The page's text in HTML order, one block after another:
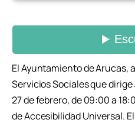
El Ayuntamiento de Arucas,
Servicios Sociales que
27 de febrero, de 09:00 a
de Accesibilidad Universal.